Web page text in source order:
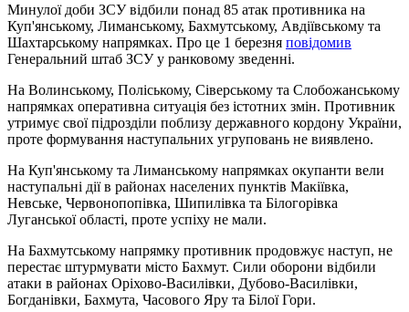
Минулої доби ЗСУ відбили понад 85 атак противника на
Куп'янському, Лиманському, Бахмутському, Авдіївському та
Шахтарському напрямках. Про це 1 березня повідомив
Генеральний штаб ЗСУ у ранковому зведенні.
На Волинському, Поліському, Сіверському та Слобожанському
напрямках оперативна ситуація без істотних змін. Противник
утримує свої підрозділи поблизу державного кордону України,
проте формування наступальних угруповань не виявлено.
На Куп'янському та Лиманському напрямках окупанти вели
наступальні дії в районах населених пунктів Макіївка,
Невське, Червонопопівка, Шипилівка та Білогорівка
Луганської області, проте успіху не мали.
На Бахмутському напрямку противник продовжує наступ, не
перестає штурмувати місто Бахмут. Сили оборони відбили
атаки в районах Оріхово-Василівки, Дубово-Василівки,
Богданівки, Бахмута, Часового Яру та Білої Гори.